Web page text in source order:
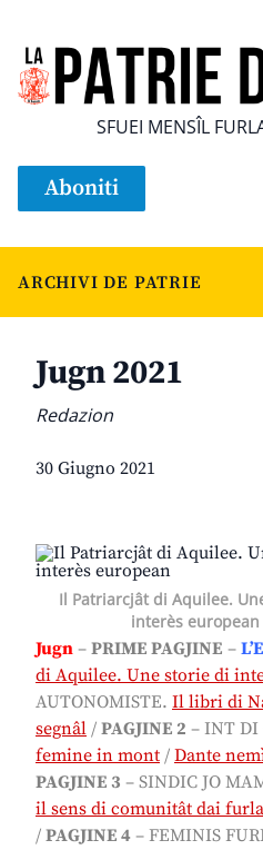
SFUEI MENSÎL
Aboniti
ARCHIVI DE PATRIE
Jugn 2021
Redazion
30 Giugno 2021
Il Patriarcjât di Aquilee.
interès european
Jugn – PRIME PAGJINE –
di Aquilee. Une storie di
AUTONOMISTE. Il libri di
segnâl / PAGJINE 2 – INT DI
femine in mont / Dante
PAGJINE 3 – SINDIC JO
il sens di comunitât dai
/ PAGJINE 4 – FEMINIS